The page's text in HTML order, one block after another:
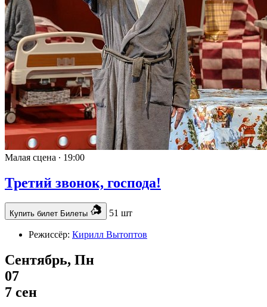
Малая сцена ∙ 19:00
Третий звонок, господа!
Купить билет Билеты 51 шт
Режиссёр: Кирилл Вытоптов
Сентябрь, Пн
07
7 сен